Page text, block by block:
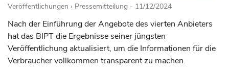
Veröffentlichungen › Pressemitteilung - 11/12/2024
Nach der Einführung der Angebote des vierten Anbieters
hat das BIPT die Ergebnisse seiner jüngsten
Veröffentlichung aktualisiert, um die Informationen für die
Verbraucher vollkommen transparent zu machen.